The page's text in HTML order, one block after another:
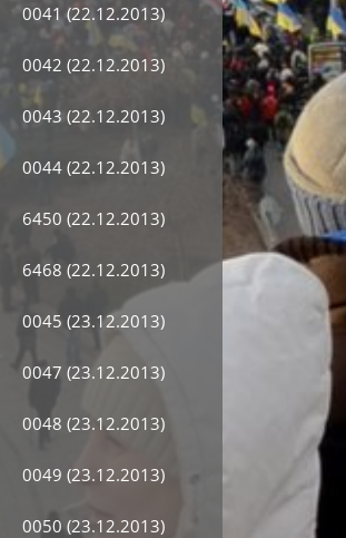
0041 (22.12.2013)
0042 (22.12.2013)
0043 (22.12.2013)
0044 (22.12.2013)
6450 (22.12.2013)
6468 (22.12.2013)
0045 (23.12.2013)
0047 (23.12.2013)
0048 (23.12.2013)
0049 (23.12.2013)
0050 (23.12.2013)